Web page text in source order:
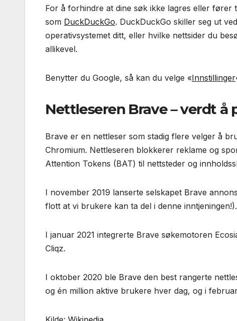
For å forhindre at dine søk ikke lagres eller fører
som DuckDuckGo. DuckDuckGo skiller seg ut
operativsystemet ditt, eller hvilke nettsider du
allikevel.
Benytter du Google, så kan du velge «Innstillinger
Nettleseren Brave – verdt å
Brave er en nettleser som stadig flere velger å
Chromium. Nettleseren blokkerer reklame og
Attention Tokens (BAT) til nettsteder og
I november 2019 lanserte selskapet Brave
flott at vi brukere kan ta del i denne
I januar 2021 integrerte Brave søkemotoren
Cliqz.
I oktober 2020 ble Brave den best rangerte
og én million aktive brukere hver dag, og i